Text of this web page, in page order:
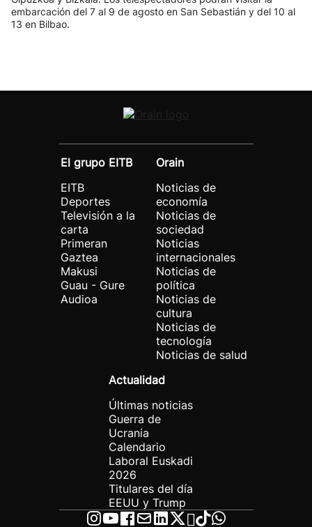
embarcación del 7 al 9 de agosto en San Sebastián y del 10 al
13 en Bilbao.
El grupo EITB
EITB
Deportes
Televisión a la
carta
Primeran
Gaztea
Makusi
Guau - Gure
Audioa
Orain
Noticias de
economía
Noticias de
sociedad
Noticias
internacionales
Noticias de
política
Noticias de
cultura
Noticias de
tecnología
Noticias de salud
Actualidad
Últimas noticias
Guerra de
Ucrania
Calendario
Laboral Euskadi
2026
Titulares del día
EEUU y Trump